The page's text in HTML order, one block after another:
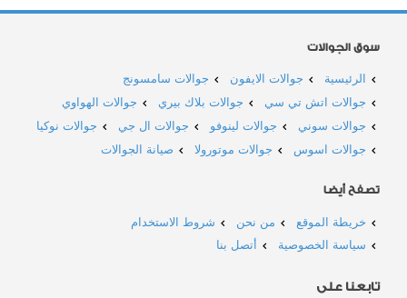
سوق الجوالات
الرئيسية جوالات الايفون
جوالات سامسونج
جوالات اتش تي سي
جوالات بلاك بيري
جوالات الهواوي
جوالات سوني
جوالات لينوفو جوالات ال جي
جوالات نوكيا
جوالات اسوس
جوالات موتورولا صيانة الجوالات
تصفح أيضا
خريطة الموقع من نحن
شروط الاستخدام
سياسة الخصوصية
أتصل بنا
تابعنا على